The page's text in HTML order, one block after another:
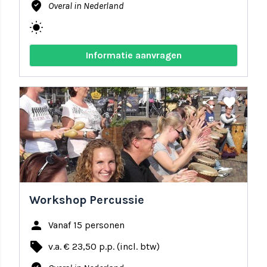
where_to_vote Overal in Nederland
wb_sunny
Informatie aanvragen
share favorite
Workshop Percussie
person Vanaf 15 personen
local_offer v.a. € 23,50 p.p. (incl. btw)